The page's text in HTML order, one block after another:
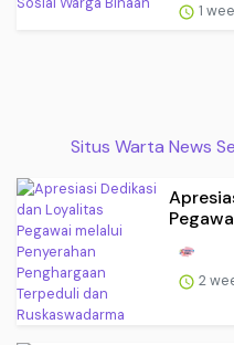
1
Situs Warta News
2